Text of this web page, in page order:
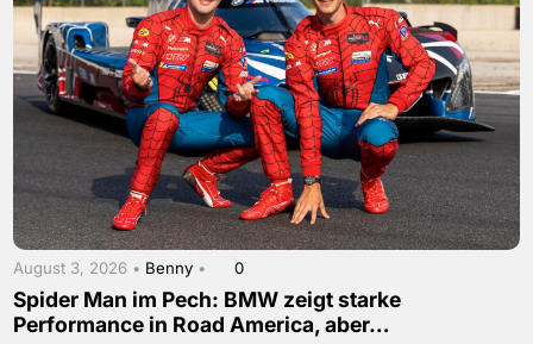
August 3, 2026 • Benny • 0
Spider Man im Pech: BMW zeigt starke
Performance in Road America, aber…